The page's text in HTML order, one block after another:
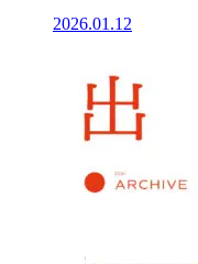
2026.01.12